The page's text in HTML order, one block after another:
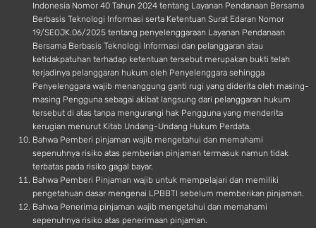
Indonesia Nomor 40 Tahun 2024 tentang Layanan Pendanaan Bersama
Berbasis Teknologi Informasi serta Ketentuan Surat Edaran Nomor
19/SEOJK.06/2025 tentang penyelenggaraan Layanan Pendanaan
Bersama Berbasis Teknologi Informasi dan pelanggaran atau
ketidakpatuhan terhadap ketentuan tersebut merupakan bukti telah
terjadinya pelanggaran hukum oleh Penyelenggara sehingga
Penyelenggara wajib menanggung ganti rugi yang diderita oleh masing-
masing Pengguna sebagai akibat langsung dari pelanggaran hukum
tersebut di atas tanpa mengurangi hak Pengguna yang menderita
kerugian menurut Kitab Undang-Undang Hukum Perdata.
Bahwa Pemberi pinjaman wajib mengetahui dan memahami
sepenuhnya risiko atas pemberian pinjaman termasuk namun tidak
terbatas pada risiko gagal bayar.
Bahwa Pemberi Pinjaman wajib untuk mempelajari dan memiliki
pengetahuan dasar mengenai LPBBTI sebelum memberikan pinjaman.
Bahwa Penerima pinjaman wajib mengetahui dan memahami
sepenuhnya risiko atas penerimaan pinjaman.